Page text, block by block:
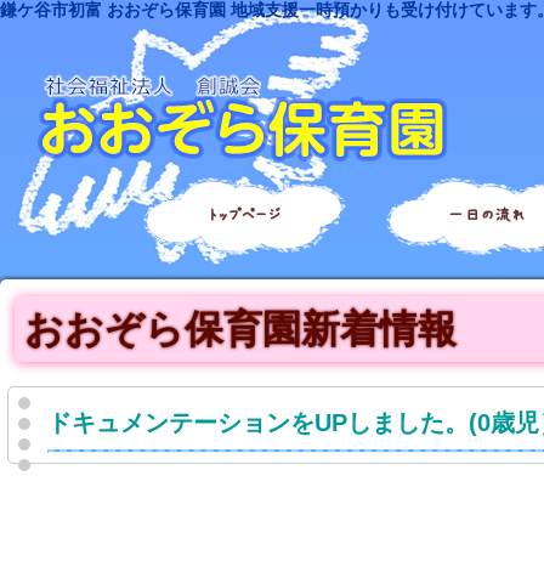
鎌ケ谷市初富 おおぞら保育園 地域支援一時預かりも受け付けています
トップページ 一日の流れ
おおぞら保育園新着情報
ドキュメンテーションをUPしました。(0歳